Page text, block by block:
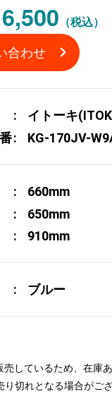
（税込）
合わせ
イトーキ
KG-170JV-
660mm
650mm
910mm
ブルー
しているため、在庫
り切れとなる場合がご